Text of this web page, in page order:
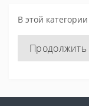
В этой
Продолжить